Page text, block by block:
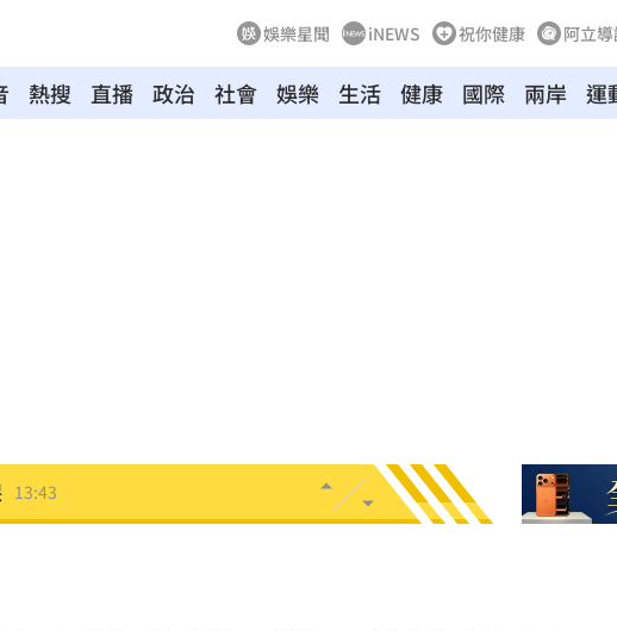
娛樂星聞 iNEWS 祝你健康 阿立導
熱搜 直播 政治 社會 娛樂 生活 健康 國際 兩岸 運
13:42